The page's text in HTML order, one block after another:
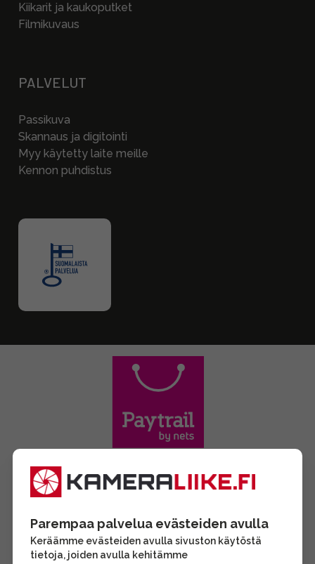
Kiikarit ja kaukoputket
Filmikuvaus
PALVELUT
Passikuva
Skannaus ja digitointi
Myy käytetty laite meille
Kennon puhdistus
Parempaa palvelua evästeiden avulla
Keräämme evästeiden avulla sivuston käytöstä
tietoja, joiden avulla kehitämme